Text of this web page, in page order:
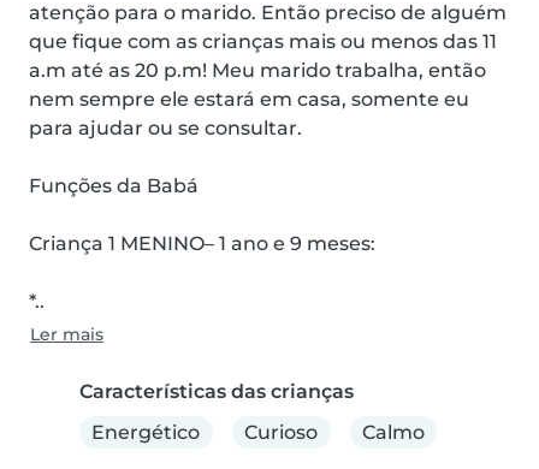
atenção para o marido. Então preciso de alguém
que fique com as crianças mais ou menos das 11
a.m até as 20 p.m! Meu marido trabalha, então
nem sempre ele estará em casa, somente eu
para ajudar ou se consultar.
Funções da Babá
Criança 1 MENINO– 1 ano e 9 meses:
*..
Ler mais
Características das crianças
Energético
Curioso Calmo